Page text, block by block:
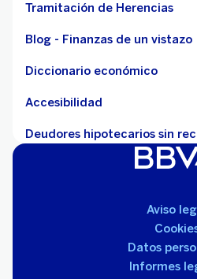
Tramitación de Herencias
Blog - Finanzas de un vistazo
Diccionario económico
Accesibilidad
Deudores hipotecarios sin
Aviso
Datos
Informes